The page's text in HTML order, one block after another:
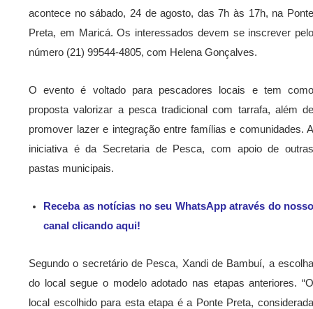
acontece no sábado, 24 de agosto, das 7h às 17h, na Ponte
Preta, em Maricá. Os interessados devem se inscrever pelo
número (21) 99544-4805, com Helena Gonçalves.
O evento é voltado para pescadores locais e tem como
proposta valorizar a pesca tradicional com tarrafa, além de
promover lazer e integração entre famílias e comunidades. A
iniciativa é da Secretaria de Pesca, com apoio de outras
pastas municipais.
Receba as notícias no seu WhatsApp através do nosso
canal clicando aqui!
Segundo o secretário de Pesca, Xandi de Bambuí, a escolha
do local segue o modelo adotado nas etapas anteriores. “O
local escolhido para esta etapa é a Ponte Preta, considerada